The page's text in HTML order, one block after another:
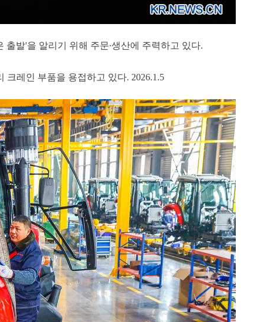
발'을 알리기 위해 주문∙생산에 주력하고 있다.
레인 부품을 용접하고 있다. 2026.1.5